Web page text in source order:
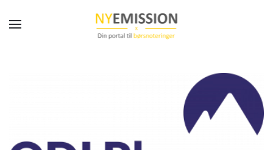
Gå til hovedindhold